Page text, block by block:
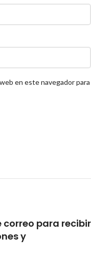
en este navegador para
correo para recibir
y